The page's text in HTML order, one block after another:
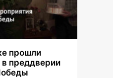
прошли
преддверии